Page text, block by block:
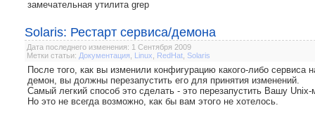
замечательная утилита grep
Solaris: Рестарт сервиса/демона
Дата последнего изменения: 1 Сентября 2009
Метки статьи: Документация Linux RedHat Solaris
После того, как вы изменили конфигурацию какого-либо
демон, вы должны перезапустить его для принятия изменений.
Самый легкий способ это сделать - это перезапустить Вашу
Но это не всегда возможно, как бы вам этого не хотелось.